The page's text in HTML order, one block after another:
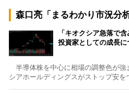
森口亮「まるわかり市況分析
「キオクシア急落で
投資家としての成長
半導体株を中心に相場の調整色が強
シアホールディングスがストップ安を